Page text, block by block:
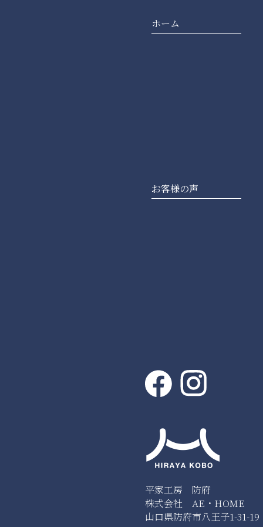
ホーム
お客様の声
平家工房 防府
株式会社 AE・HOME
山口県防府市八王子1-31-19